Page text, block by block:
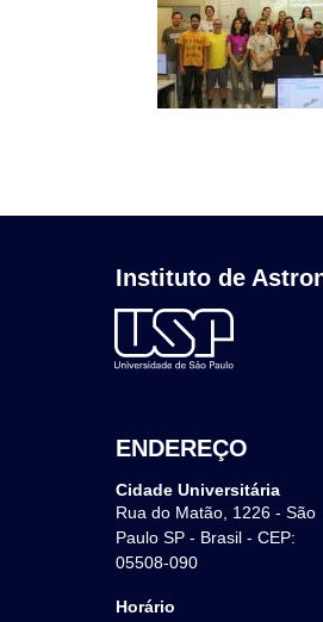
Instituto de
ENDEREÇO
Cidade Universitária
Rua do Matão, 1226 - São
Paulo SP - Brasil - CEP:
05508-090
Horário